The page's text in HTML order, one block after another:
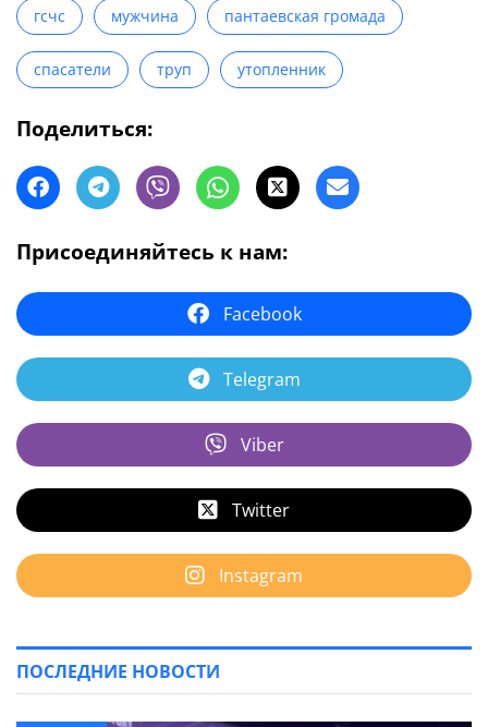
гсчс мужчина пантаевская громада
спасатели труп утопленник
Поделиться:
Присоединяйтесь к нам:
Facebook
Telegram
Viber
Twitter
Instagram
ПОСЛЕДНИЕ НОВОСТИ